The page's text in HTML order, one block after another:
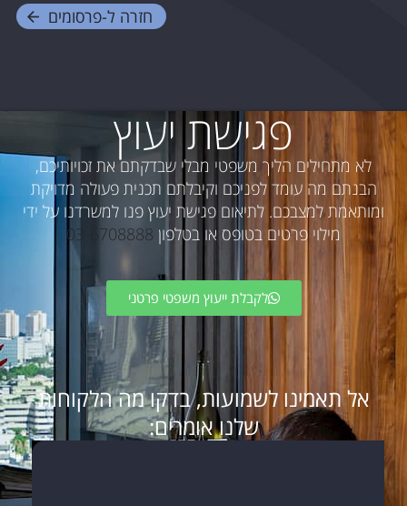
חזרה ל-פרסומים
פגישת יעוץ
לא מתחילים הליך משפטי מבלי שבדקתם את זכויותיכם,
הבנתם מה עומד לפניכם וקיבלתם תכנית פעולה מדויקת
ומותאמת למצבכם. לתיאום פגישת יעוץ פנו למשרדנו על ידי
מילוי פרטים בטופס או בטלפון 03-6708888
לקבלת ייעוץ משפטי פרטני
אל תאמינו לשמועות, בדקו מה הלקוחות
שלנו אומרים: